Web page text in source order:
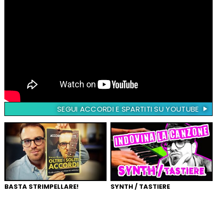
SEGUI ACCORDI E SPARTITI SU YOUTUBE
BASTA STRIMPELLARE! SYNTH / TASTIERE